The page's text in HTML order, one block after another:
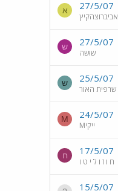
27/5/07
אביברוצהקיץ
א
27/5/07
שוּשה
ש
25/5/07
שרפית האור
ש
24/5/07
Mייקי
M
17/5/07
ח ו ז ו ל י ט ו
ח
15/5/07